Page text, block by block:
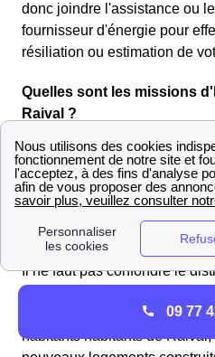
donc joindre l'assistance ou
fournisseur d'énergie pour
résiliation ou estimation de
Quelles sont les missions
Raival ?
à Raival, Enedis est ce qu'on
réseau de distribution, ou un
monopole de cette activité
les 5% restants étant gérés
de Distribution (ELD)
Il ne faut pas confondre le
principal d'Enedis, c'est
habitants habitants de
09 77